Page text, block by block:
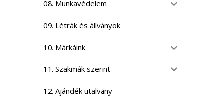
08. Munkavédelem
09. Létrák és állványok
10. Márkáink
11. Szakmák szerint
12. Ajándék utalvány